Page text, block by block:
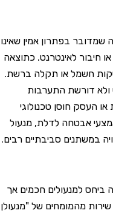
בפתרון אמין שאינו
חיבור לאינטרנט. כתוצאה
חשמל או תקלה ברשת.
דורשת התערבות
חוסן טכנולוגי
אבטחה לדלת, מנעול
במשתנים סביבתיים רבים.
למנעולים חכמים אך
מהמומחים של "מנעולן